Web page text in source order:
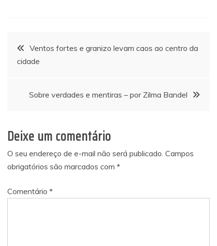
Navegação
de
Post
Ventos fortes e granizo levam caos ao centro da
cidade
Sobre verdades e mentiras – por Zilma Bandel
Deixe um comentário
O seu endereço de e-mail não será publicado. Campos
obrigatórios são marcados com *
Comentário *